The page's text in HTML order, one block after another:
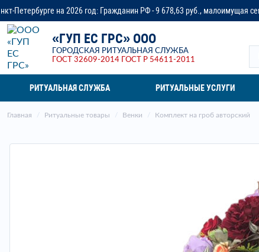
год: Гражданин РФ - 9 678,63 руб., малоимущая семья - до 14
«ГУП ЕС ГРС» ООО
ГОРОДСКАЯ РИТУАЛЬНАЯ СЛУЖБА
ГОСТ 32609-2014
ГОСТ Р 54611-2011
РИТУАЛЬНАЯ СЛУЖБА РИТУАЛЬНЫЕ УСЛУГИ
Главная Ритуальные товары Венки Комплект на гроб авторский